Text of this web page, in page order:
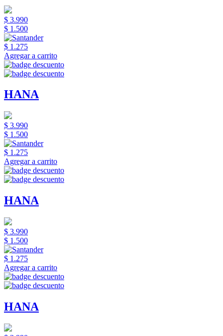
$ 3.990
$ 1.500
$ 1.275
Agregar a carrito
HANA
$ 3.990
$ 1.500
$ 1.275
Agregar a carrito
HANA
$ 3.990
$ 1.500
$ 1.275
Agregar a carrito
HANA